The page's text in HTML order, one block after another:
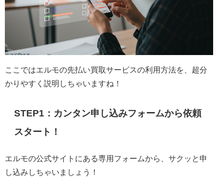
ここではエルモの先払い買取サービスの利用方法を、超分
かりやすく説明しちゃいますね！
STEP1：カンタン申し込みフォームから依頼
スタート！
エルモの公式サイトにある専用フォームから、サクッと申
し込みしちゃいましょう！